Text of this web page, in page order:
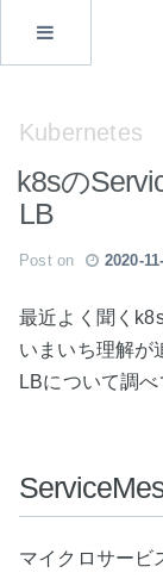
Kubernetes
k8sの
LB
Post on 2020-
最近よく聞く
いまいち理解が
LBについて調べ
マイクロサービ